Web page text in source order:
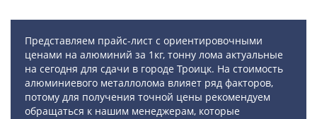
Представляем прайс-лист с ориентировочными
ценами на алюминий за 1кг, тонну лома актуальные
на сегодня для сдачи в городе Троицк. На стоимость
алюминиевого металлолома влияет ряд факторов,
потому для получения точной цены рекомендуем
обращаться к нашим менеджерам, которые